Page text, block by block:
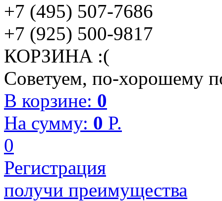
+7 (495) 507-7686
+7 (925) 500-9817
КОРЗИНА :(
Советуем, по-хорошему
В корзине: 0
На сумму: 0 P.
0
Регистрация
получи преимущества